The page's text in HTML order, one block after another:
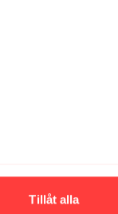
Tillåt alla